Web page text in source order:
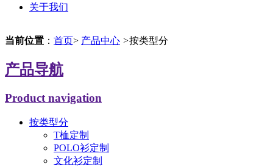
关于我们
当前位置 ： 首页> 产品中心 >按类型分
产品导航
Product navigation
按类型分
T桖定制
POLO衫定制
文化衫定制